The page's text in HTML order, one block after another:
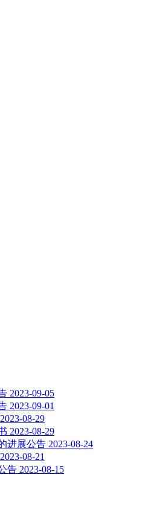
2023-09-05
2023-09-01
2023-08-29
2023-08-29
进展公告 2023-08-24
2023-08-21
告 2023-08-15